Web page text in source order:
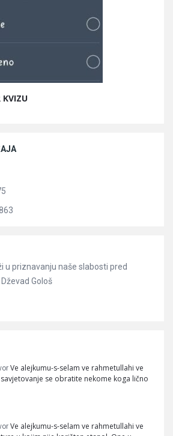
KVIZU
u priznavanju naše slabosti pred
Gološ
Ve alejkumu-s-selam ve rahmetullahi ve
se obratite nekome koga lično
Ve alejkumu-s-selam ve rahmetullahi ve